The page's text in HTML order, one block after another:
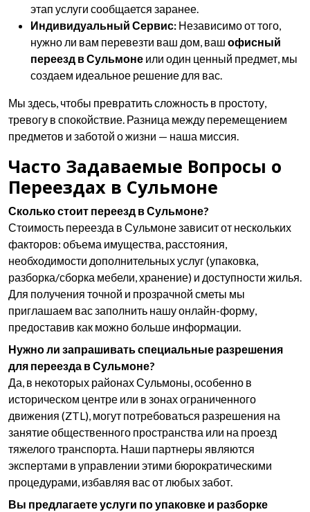
этап услуги сообщается заранее.
Индивидуальный Сервис: Независимо от того,
нужно ли вам перевезти ваш дом, ваш офисный
переезд в Сульмоне или один ценный предмет, мы
создаем идеальное решение для вас.
Мы здесь, чтобы превратить сложность в простоту,
тревогу в спокойствие. Разница между перемещением
предметов и заботой о жизни — наша миссия.
Часто Задаваемые Вопросы о
Переездах в Сульмоне
Сколько стоит переезд в Сульмоне?
Стоимость переезда в Сульмоне зависит от нескольких
факторов: объема имущества, расстояния,
необходимости дополнительных услуг (упаковка,
разборка/сборка мебели, хранение) и доступности жилья.
Для получения точной и прозрачной сметы мы
приглашаем вас заполнить нашу онлайн-форму,
предоставив как можно больше информации.
Нужно ли запрашивать специальные разрешения
для переезда в Сульмоне?
Да, в некоторых районах Сульмоны, особенно в
историческом центре или в зонах ограниченного
движения (ZTL), могут потребоваться разрешения на
занятие общественного пространства или на проезд
тяжелого транспорта. Наши партнеры являются
экспертами в управлении этими бюрократическими
процедурами, избавляя вас от любых забот.
Вы предлагаете услуги по упаковке и разборке